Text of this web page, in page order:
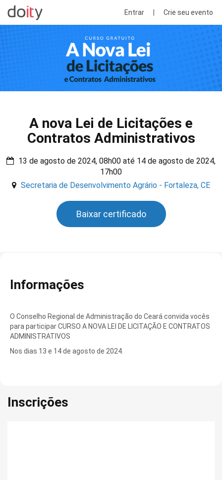
Entrar Crie seu evento
A nova Lei de Licitações e
Contratos Administrativos
13 de agosto de 2024, 08h00 até 14 de agosto de 2024,
17h00
Secretaria de Desenvolvimento Agrário - Fortaleza, CE
Baixar certificado
Informações
O Conselho Regional de Administração do Ceará convida vocês
para participar CURSO A NOVA LEI DE LICITAÇÃO E CONTRATOS
ADMINISTRATIVOS
Nos dias 13 e 14 de agosto de 2024.
Inscrições